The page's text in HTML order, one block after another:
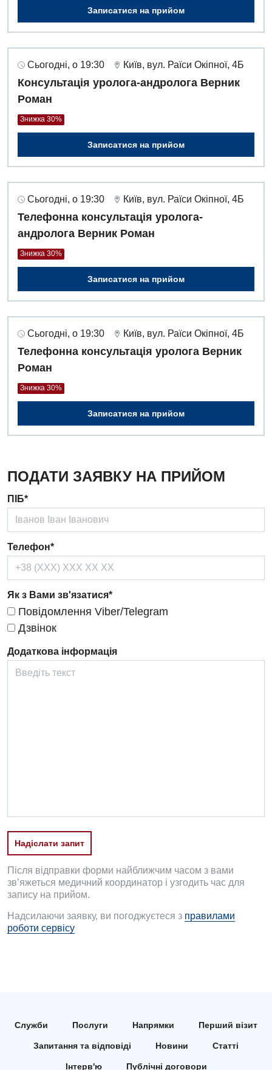
Гінекологічне відділення
Денний стаціонар
Дерматовенерологія
Дієтологія
Кардіохірургія
Мамологія
Неврологія
Нейрохірургія
Онкологічне відділлення
Офтальмологічне відділення
Педіатричне відділення
Терапевтичне відділення
Травматологічне відділення
Урологічне відділення
Урологія
Фізіотерапія
Дитяча неврологія
Дитяча оториноларингологія
Педіатрія
Записатися на прийом
Сьогодні, о 19:30 Київ, вул. Раїси Окіпної, 4Б
Консультація уролога-андролога Верник
Роман
Знижка 30%
Записатися на прийом
Сьогодні, о 19:30 Київ, вул. Раїси Окіпної, 4Б
Телефонна консультація уролога-
андролога Верник Роман
Знижка 30%
Записатися на прийом
Сьогодні, о 19:30 Київ, вул. Раїси Окіпної, 4Б
Телефонна консультація уролога Верник
Роман
Знижка 30%
Записатися на прийом
ПОДАТИ ЗАЯВКУ НА ПРИЙОМ
ПІБ*
Телефон*
Як з Вами зв'язатися*
Повідомлення Viber/Telegram
Дзвінок
Додаткова інформація
Надіслати запит
Після відправки форми найближчим часом з вами
зв’яжеться медичний координатор і узгодить час для
запису на прийом.
Надсилаючи заявку, ви погоджуєтеся з правилами
роботи сервісу
Служби Послуги Напрямки Перший візит
Запитання та відповіді Новини Статті
Інтерв'ю Публічні договори